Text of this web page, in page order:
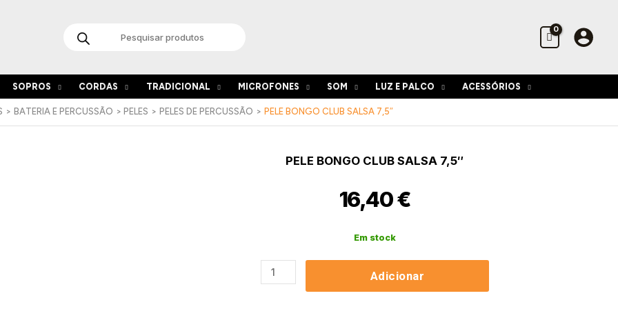
search
SOPROS CORDAS TRADICIONAL MICROFONES SOM LUZ E PALCO ACESSÓRIOS
BATERIA E PERCUSSÃO PELES PELES DE PERCUSSÃO PELE BONGO CLUB SALSA 7,5″
PELE BONGO CLUB SALSA 7,5″
16,40€
Em stock
Adicionar